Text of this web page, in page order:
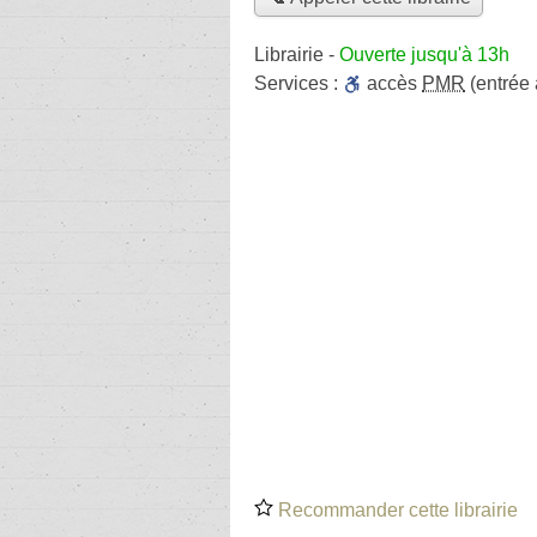
Librairie - Ouverte jusqu'à 13h
Services :
accès PMR (entrée
Recommander cette librairie